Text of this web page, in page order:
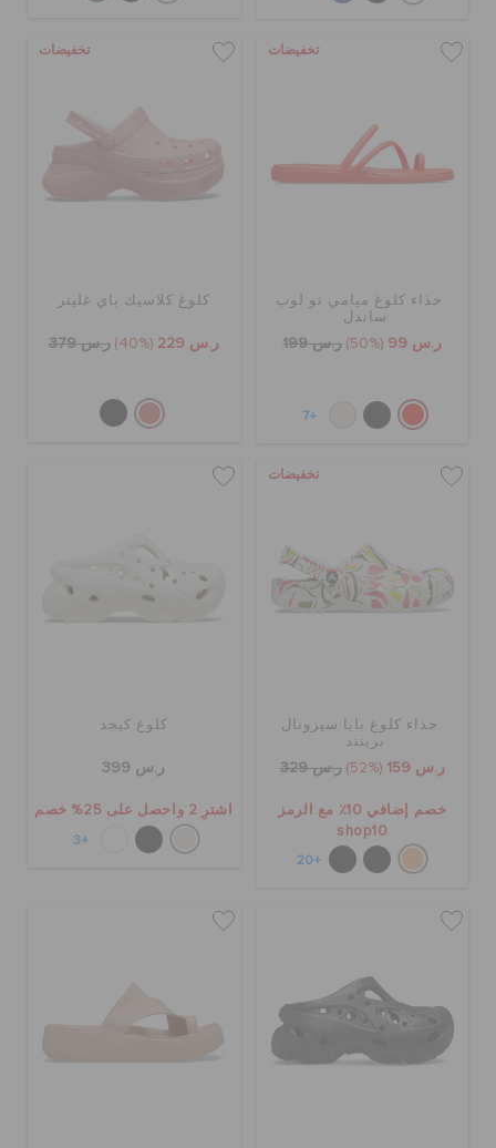
تخفيضات
حذاء كلوغ ميامي تو لوب
ساندل
ر.س 99 (50%) ر.س 199
+7
تخفيضات
كلوغ كلاسيك باي غليتر
ر.س 229 (40%) ر.س 379
تخفيضات
حذاء كلوغ بايا سيزونال
برينتد
ر.س 159 (52%) ر.س 329
خصم إضافي 10٪ مع الرمز
shop10
+20
كلوغ كيجد
ر.س 399
اشترِ 2 واحصل على 25% خصم
+3